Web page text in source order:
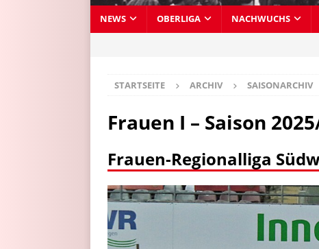
NEWS OBERLIGA NACHWUCHS
STARTSEITE ARCHIV SAISONARCHIV
Frauen I – Saison
Frauen-Regionalliga